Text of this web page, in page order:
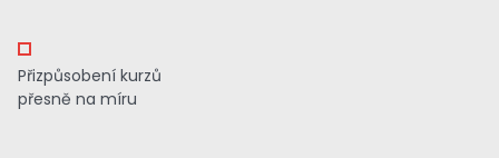
Přizpůsobení kurzů
přesně na míru